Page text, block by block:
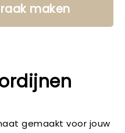
maken
gemaakt voor jouw